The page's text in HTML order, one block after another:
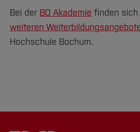
Bei der BO Akademie finden sich
weiteren
Hochschule Bochum.